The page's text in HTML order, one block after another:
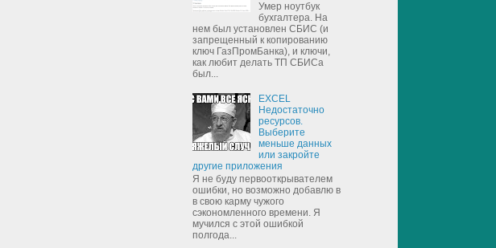
Умер ноутбук
бухгалтера. На
нем был установлен СБИС (и
запрещенный к копированию
ключ ГазПромБанка), и ключи,
как любит делать ТП СБИСа
был...
EXCEL
Недостаточно
ресурсов.
Выберите
меньше данных
или закройте
другие приложения
Я не буду первооткрывателем
ошибки, но возможно добавлю в
в свою карму чужого
сэкономленного времени. Я
мучился с этой ошибкой
полгода...